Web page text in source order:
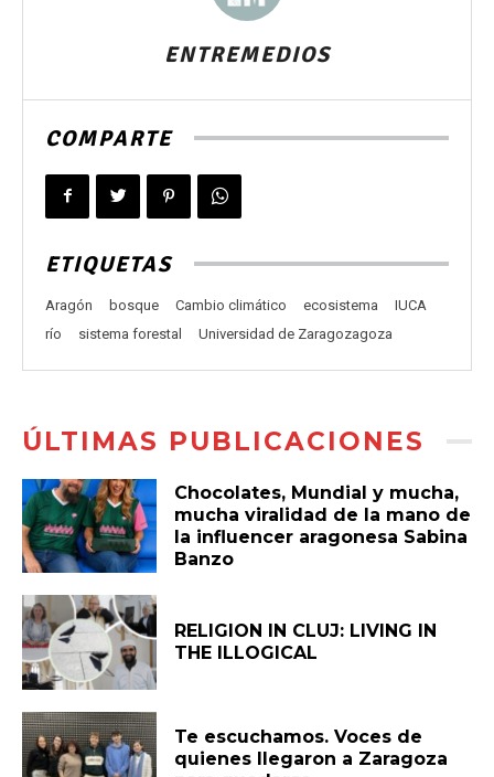
ENTREMEDIOS
COMPARTE
ETIQUETAS
Aragón bosque Cambio climático ecosistema
IUCA
río
sistema forestal Universidad de Zaragozagoza
ÚLTIMAS PUBLICACIONES
Chocolates, Mundial y mucha,
mucha viralidad de la mano de
la influencer aragonesa Sabina
Banzo
RELIGION IN CLUJ: LIVING IN
THE ILLOGICAL
Te escuchamos. Voces de
quienes llegaron a Zaragoza